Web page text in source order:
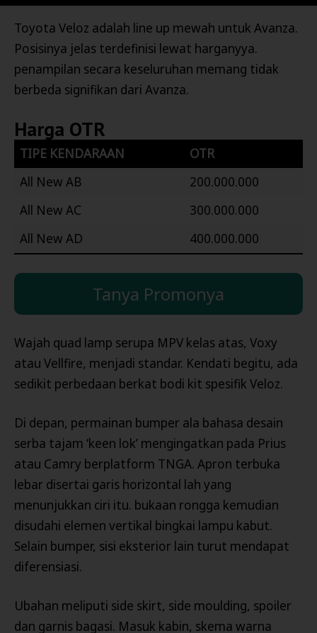
Toyota Veloz adalah line up mewah untuk Avanza.
Posisinya jelas terdefinisi lewat harganyya.
penampilan secara keseluruhan memang tidak
berbeda signifikan dari Avanza.
Harga OTR
TIPE KENDARAAN
OTR
All New AB
200.000.000
All New AC
300.000.000
All New AD
400.000.000
Tanya Promonya
Wajah quad lamp serupa MPV kelas atas, Voxy
atau Vellfire, menjadi standar. Kendati begitu, ada
sedikit perbedaan berkat bodi kit spesifik Veloz.
Di depan, permainan bumper ala bahasa desain
serba tajam ‘keen lok’ mengingatkan pada Prius
atau Camry berplatform TNGA. Apron terbuka
lebar disertai garis horizontal lah yang
menunjukkan ciri itu. bukaan rongga kemudian
disudahi elemen vertikal bingkai lampu kabut.
Selain bumper, sisi eksterior lain turut mendapat
diferensiasi.
Ubahan meliputi side skirt, side moulding, spoiler
dan garnis bagasi. Masuk kabin, skema warna